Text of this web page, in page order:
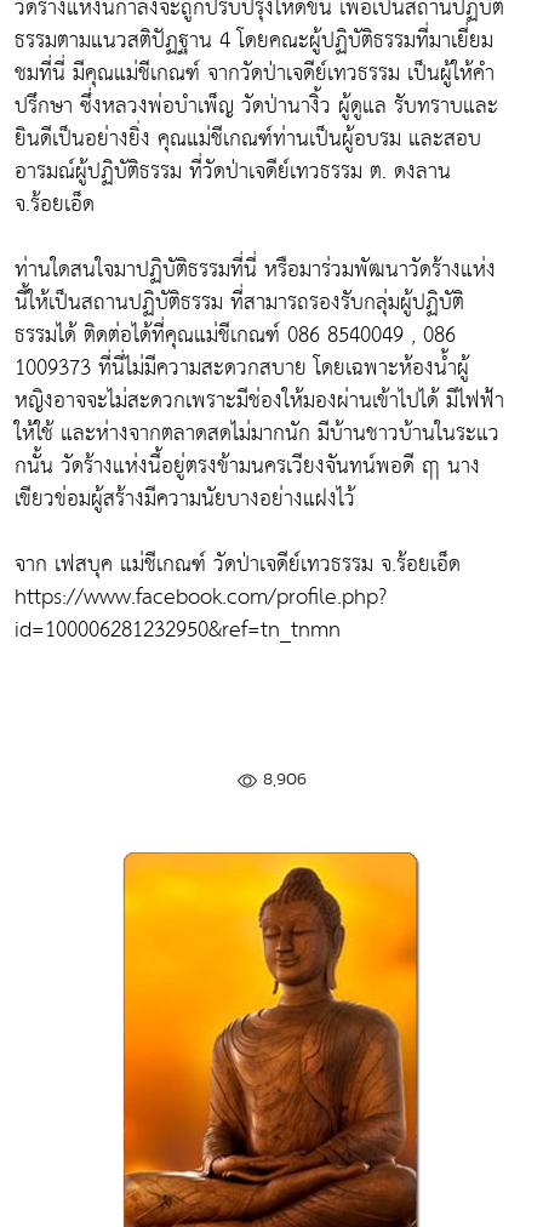
ธรรมตามแนวสติปัฏฐาน 4 โดยคณะผู้ปฏิบัติธรรมที่มาเยี่ยม
ชมที่นี่ มีคุณแม่ชีเกณฑ์ จากวัดป่าเจดีย์เทวธรรม เป็นผู้ให้คำ
ปรึกษา ซึ่งหลวงพ่อบำเพ็ญ วัดป่านางิ้ว ผู้ดูแล รับทราบและ
ยินดีเป็นอย่างยิ่ง คุณแม่ชีเกณฑ์ท่านเป็นผู้อบรม และสอบ
อารมณ์ผู้ปฏิบัติธรรม ที่วัดป่าเจดีย์เทวธรรม ต. ดงลาน
จ.ร้อยเอ็ด
ท่านใดสนใจมาปฏิบัติธรรมที่นี่ หรือมาร่วมพัฒนาวัดร้างแห่ง
นี้ให้เป็นสถานปฏิบัติธรรม ที่สามารถรองรับกลุ่มผู้ปฏิบัติ
ธรรมได้ ติดต่อได้ที่คุณแม่ชีเกณฑ์ 086 8540049 , 086
1009373 ที่นี่ไม่มีความสะดวกสบาย โดยเฉพาะห้องน้ำผู้
หญิงอาจจะไม่สะดวกเพราะมีช่องให้มองผ่านเข้าไปได้ มีไฟฟ้า
ให้ใช้ และห่างจากตลาดสดไม่มากนัก มีบ้านชาวบ้านในระแว
กนั้น วัดร้างแห่งนี้อยู่ตรงข้ามนครเวียงจันทน์พอดี ฤา นาง
เขียวข่อมผู้สร้างมีความนัยบางอย่างแฝงไว้
จาก เฟสบุค แม่ชีเกณฑ์ วัดป่าเจดีย์เทวธรรม จ.ร้อยเอ็ด
https://www.facebook.com/profile.php?
id=100006281232950&ref=tn_tnmn
8,906